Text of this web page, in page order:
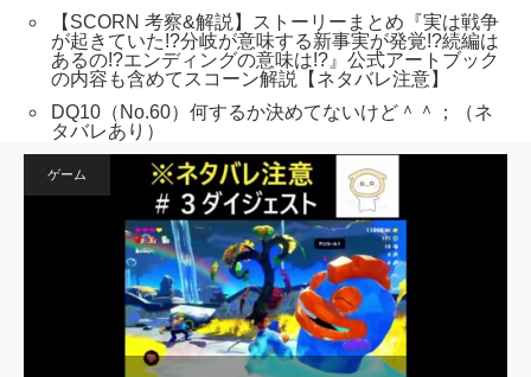
【SCORN 考察&解説】ストーリーまとめ『実は戦争
が起きていた!?分岐が意味する新事実が発覚!?続編は
あるの!?エンディングの意味は!?』公式アートブック
の内容も含めてスコーン解説【ネタバレ注意】
DQ10（No.60）何するか決めてないけど＾＾；（ネ
タバレあり）
ゲーム